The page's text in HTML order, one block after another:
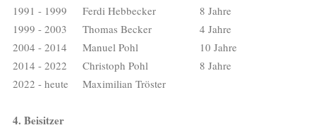
1991 - 1999
Ferdi Hebbecker
8 Jahre
1999 - 2003
Thomas Becker
4 Jahre
2004 - 2014
Manuel Pohl
10 Jahre
2014 - 2022
Christoph Pohl
8 Jahre
2022 - heute
Maximilian Tröster
4. Beisitzer